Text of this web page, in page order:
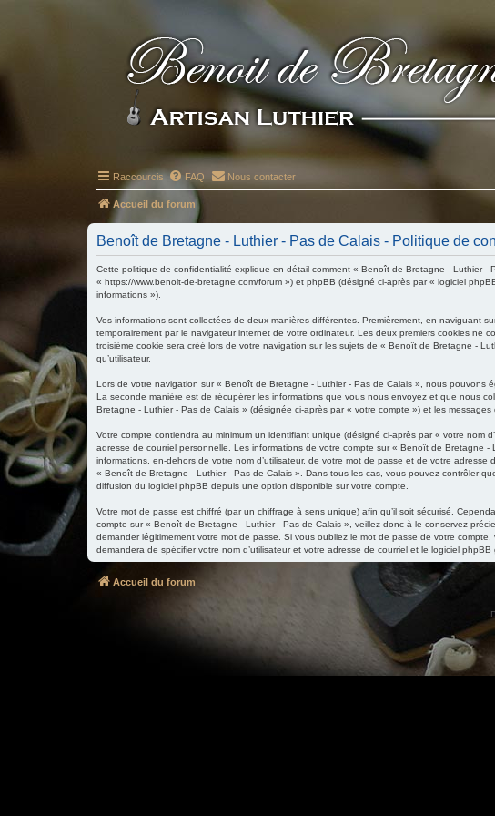
Raccourcis FAQ Nous contacter
Accueil du forum
Benoît de Bretagne - Luthier - Pas de Calais - Politique de
Cette politique de confidentialité explique en détail comment « Benoît de Bretagne - Luthier
« https://www.benoit-de-bretagne.com/forum ») et phpBB (désigné ci-après par « logiciel
informations »).
Vos informations sont collectées de deux manières différentes. Premièrement, en naviguant
temporairement par le navigateur internet de votre ordinateur. Les deux premiers cookies ne
troisième cookie sera créé lors de votre navigation sur les sujets de « Benoît de Bretagne -
qu’utilisateur.
Lors de votre navigation sur « Benoît de Bretagne - Luthier - Pas de Calais », nous pouvons
La seconde manière est de récupérer les informations que vous nous envoyez et que nous
Bretagne - Luthier - Pas de Calais » (désignée ci-après par « votre compte ») et les
Votre compte contiendra au minimum un identifiant unique (désigné ci-après par « votre
adresse de courriel personnelle. Les informations de votre compte sur « Benoît de Bretagne
informations, en-dehors de votre nom d’utilisateur, de votre mot de passe et de votre
« Benoît de Bretagne - Luthier - Pas de Calais ». Dans tous les cas, vous pouvez contrôler
diffusion du logiciel phpBB depuis une option disponible sur votre compte.
Votre mot de passe est chiffré (par un chiffrage à sens unique) afin qu’il soit sécurisé.
compte sur « Benoît de Bretagne - Luthier - Pas de Calais », veillez donc à le conservez
demander légitimement votre mot de passe. Si vous oubliez le mot de passe de votre
demandera de spécifier votre nom d’utilisateur et votre adresse de courriel et le logiciel
Accueil du forum